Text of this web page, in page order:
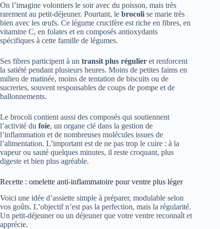
On l’imagine volontiers le soir avec du poisson, mais très
rarement au petit-déjeuner. Pourtant, le brocoli se marie très
bien avec les œufs. Ce légume crucifère est riche en fibres, en
vitamine C, en folates et en composés antioxydants
spécifiques à cette famille de légumes.
Ses fibres participent à un transit plus régulier et renforcent
la satiété pendant plusieurs heures. Moins de petites faims en
milieu de matinée, moins de tentation de biscuits ou de
sucreries, souvent responsables de coups de pompe et de
ballonnements.
Le brocoli contient aussi des composés qui soutiennent
l’activité du foie, un organe clé dans la gestion de
l’inflammation et de nombreuses molécules issues de
l’alimentation. L’important est de ne pas trop le cuire : à la
vapeur ou sauté quelques minutes, il reste croquant, plus
digeste et bien plus agréable.
Recette : omelette anti-inflammatoire pour ventre plus léger
Voici une idée d’assiette simple à préparer, modulable selon
vos goûts. L’objectif n’est pas la perfection, mais la régularité.
Un petit-déjeuner ou un déjeuner que votre ventre reconnaît et
apprécie.